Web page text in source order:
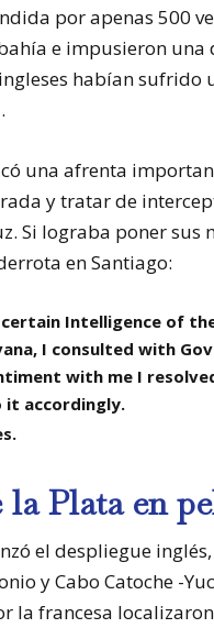
por apenas 500
e impusieron
habían
una afrenta
y tratar de
Si lograba poner
en Santiago:
Intelligence of
I consulted with
with me I
it accordingly.
la Plata en
el despliegue
y Cabo Catoche -
la francesa